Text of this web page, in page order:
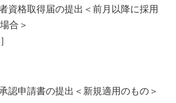
資格取得届の提出＜前月以降に採用
合＞
認申請書の提出＜新規適用のもの＞